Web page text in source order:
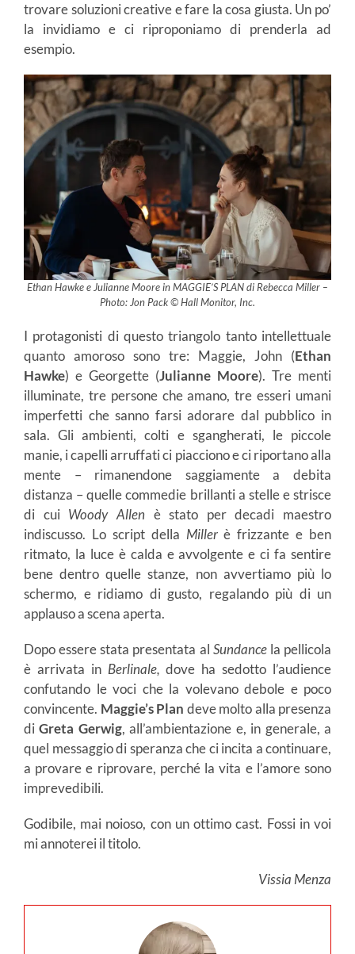
trovare soluzioni creative e fare la cosa giusta. Un po’
la invidiamo e ci riproponiamo di prenderla ad
esempio.
Ethan Hawke e Julianne Moore in MAGGIE’S PLAN di Rebecca Miller –
Photo: Jon Pack © Hall Monitor, Inc.
I protagonisti di questo triangolo tanto intellettuale
quanto amoroso sono tre: Maggie, John (Ethan
Hawke) e Georgette (Julianne Moore). Tre menti
illuminate, tre persone che amano, tre esseri umani
imperfetti che sanno farsi adorare dal pubblico in
sala. Gli ambienti, colti e sgangherati, le piccole
manie, i capelli arruffati ci piacciono e ci riportano alla
mente – rimanendone saggiamente a debita
distanza – quelle commedie brillanti a stelle e strisce
di cui Woody Allen è stato per decadi maestro
indiscusso. Lo script della Millerè frizzante e ben
ritmato, la luce è calda e avvolgente e ci fa sentire
bene dentro quelle stanze, non avvertiamo più lo
schermo, e ridiamo di gusto, regalando più di un
applauso a scena aperta.
Dopo essere stata presentata al Sundancela pellicola
è arrivata in Berlinale, dove ha sedotto l’audience
confutando le voci che la volevano debole e poco
convincente. Maggie’s Plan deve molto alla presenza
diGreta Gerwig, all’ambientazione e, in generale, a
quel messaggio di speranza che ci incita a continuare,
a provare e riprovare, perché la vita e l’amore sono
imprevedibili.
Godibile, mai noioso, con un ottimo cast. Fossi in voi
mi annoterei il titolo.
Vissia Menza